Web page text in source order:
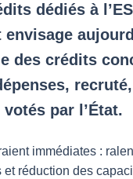
dédiés à
envisage
des crédits
par l’État.
immédiates :
et réduction des